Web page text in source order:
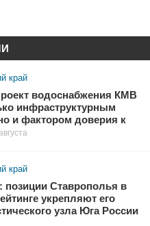
край
водоснабжения КМВ
инфраструктурным
и фактором доверия к
край
позиции Ставрополья в
укрепляют его
узла Юга России